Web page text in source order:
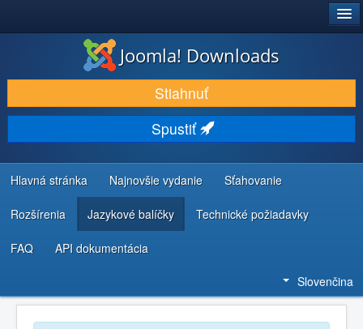
STIAHNUŤ & ROZŠÍRIŤ
OBJAVUJTE & UČTE SA
KOMUNITA & PODPORA
ZDROJE INFORMÁCIÍ PRE VÝVOJÁROV
Joomla! Downloads
Stiahnuť
Spustiť
Hlavná stránka Najnovšie vydanie Sťahovanie
Rozšírenia Jazykové balíčky Technické požiadavky
FAQ API dokumentácia
Slovenčina